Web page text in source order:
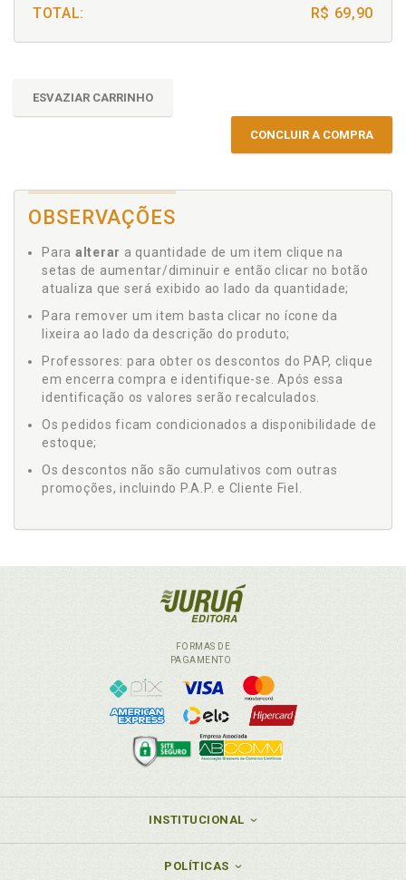
TOTAL: R$ 69,90
ESVAZIAR CARRINHO
CONCLUIR A COMPRA
OBSERVAÇÕES
Para alterar a quantidade de um item clique na
setas de aumentar/diminuir e então clicar no botão
atualiza que será exibido ao lado da quantidade;
Para remover um item basta clicar no ícone da
lixeira ao lado da descrição do produto;
Professores: para obter os descontos do PAP, clique
em encerra compra e identifique-se. Após essa
identificação os valores serão recalculados.
Os pedidos ficam condicionados a disponibilidade de
estoque;
Os descontos não são cumulativos com outras
promoções, incluindo P.A.P. e Cliente Fiel.
FORMAS DE
PAGAMENTO
INSTITUCIONAL
POLÍTICAS